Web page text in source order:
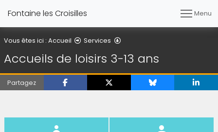
Fontaine les Croisilles Menu
Vous êtes ici : Accueil Services
Accueils de loisirs 3-13 ans
Partagez